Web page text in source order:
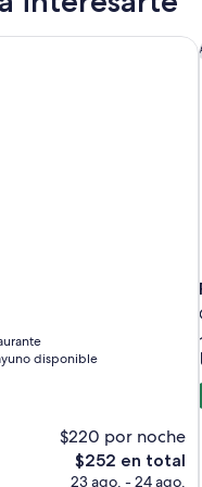
disponible
$220 por noche
El
precio
$252 en total
23 ago. - 24 ago.